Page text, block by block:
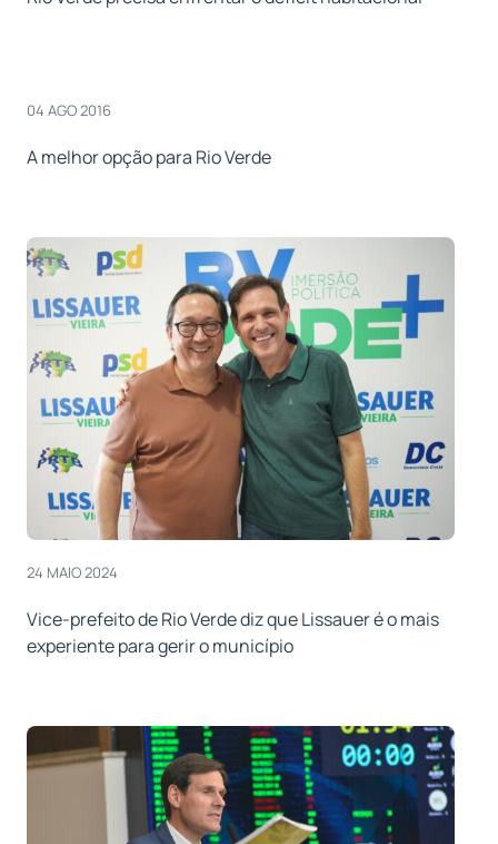
04 AGO 2016
A melhor opção para Rio Verde
24 MAIO 2024
Vice-prefeito de Rio Verde diz que Lissauer é o mais
experiente para gerir o município